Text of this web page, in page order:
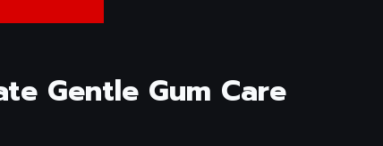
Gentle Gum Care